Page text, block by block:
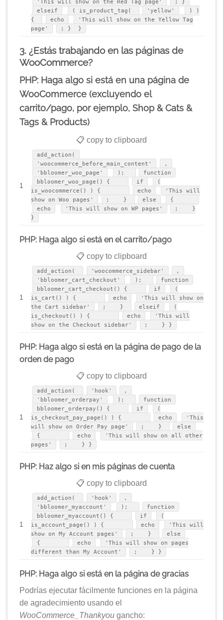
'This will show on the Red Tag page'
; }
elseif
( is_product_tag( 'yellow'
) )
{
echo
'This will show on the Yellow Tag
page'
; } }
3. ¿Estás trabajando en las páginas de
WooCommerce?
PHP: Haga algo si está en una página de
WooCommerce (excluyendo el
carrito/pago, por ejemplo, Shop & Cats &
Tags & Products)
📋 copy to clipboard
1
add_action(
'woocommerce_before_main_content'
,
'bbloomer_woo_page'
);
function
bbloomer_woo_page() {
if
(
is_woocommerce() ) {
echo
'This will
show on Woo pages'
; } else
{
echo
'This will show on WP pages'
; }
}
PHP: Haga algo si está en el carrito/pago
📋 copy to clipboard
1
add_action( 'woocommerce_sidebar'
,
'bbloomer_cart_checkout'
);
function
bbloomer_cart_checkout() {
if
(
is_cart() ) {
echo
'This will show on
the Cart sidebar'
; } elseif
(
is_checkout() ) {
echo
'This will
show on the Checkout sidebar'
; } }
PHP: Haga algo si está en la página de pago de la
orden de pago
📋 copy to clipboard
1
add_action( 'hook'
,
'bbloomer_orderpay'
);
function
bbloomer_orderpay() {
if
(
is_checkout_pay_page() ) {
echo
'This
will show on Order Pay page'
; }
else
{
echo
'This will show on all other
pages'
; } }
PHP: Haz algo si en mis páginas de cuenta
📋 copy to clipboard
1
add_action( 'hook'
,
'bbloomer_myaccount'
);
function
bbloomer_myaccount() {
if
(
is_account_page() ) {
echo
'This will
show on My Account pages'
; }
else
{
echo
'This will show on pages
different than My Account'
; } }
PHP: Haga algo si está en la página de gracias
Podrías ejecutar fácilmente funciones en la página
de agradecimiento usando el
WooCommerce_Thankyou gancho: